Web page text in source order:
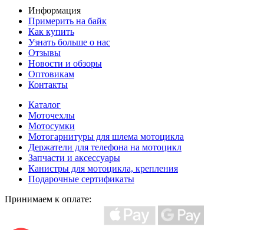
Информация
Примерить на байк
Как купить
Узнать больше о нас
Отзывы
Новости и обзоры
Оптовикам
Контакты
Каталог
Моточехлы
Мотосумки
Мотогарнитуры для шлема мотоцикла
Держатели для телефона на мотоцикл
Запчасти и аксессуары
Канистры для мотоцикла, крепления
Подарочные сертификаты
Принимаем к оплате: